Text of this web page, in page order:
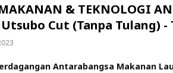
& TEKNOLOGI
Cut (Tanpa Tulang) -
Antarabangsa Makanan